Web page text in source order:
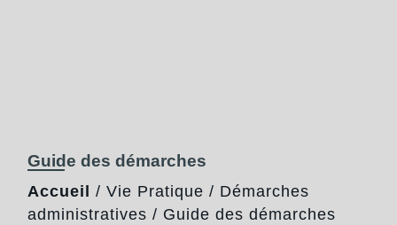
Guide des démarches
Accueil / Vie Pratique / Démarches
administratives / Guide des démarches